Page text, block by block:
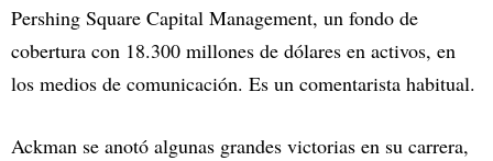
Pershing Square Capital Management, un fondo de
cobertura con 18.300 millones de dólares en activos, en
los medios de comunicación. Es un comentarista habitual.
Ackman se anotó algunas grandes victorias en su carrera,